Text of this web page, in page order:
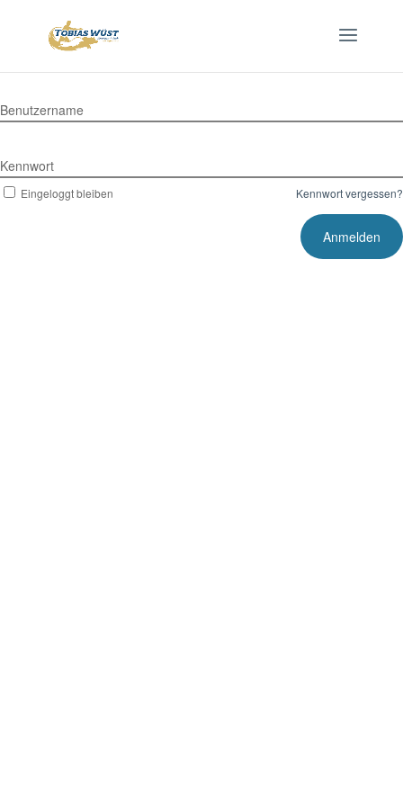
Benutzername
Kennwort
Eingeloggt bleiben Kennwort vergessen?